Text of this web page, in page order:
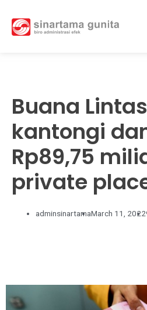
Buana
kantongi
Rp89,75
private
adminsinartamaMarch 11, 2022